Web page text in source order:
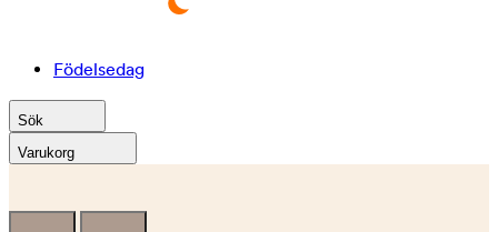
Födelsedag
Sök
Varukorg